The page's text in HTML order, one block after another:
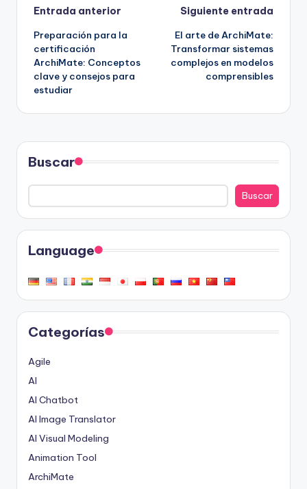
Navegación
de
entradas
Entrada anterior
Preparación para la
certificación
ArchiMate: Conceptos
clave y consejos para
estudiar
Siguiente entrada
El arte de ArchiMate:
Transformar sistemas
complejos en modelos
comprensibles
Buscar
Buscar
Language
Categorías
Agile
AI
AI Chatbot
AI Image Translator
AI Visual Modeling
Animation Tool
ArchiMate